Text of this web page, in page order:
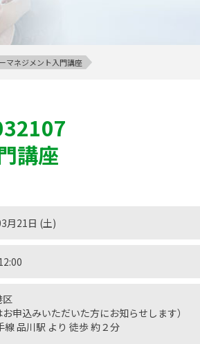
マネジメント入門講座
講座
月21日 (土)
区
お申込みいただいた方にお知らせします）
線 品川駅 より 徒歩 約２分